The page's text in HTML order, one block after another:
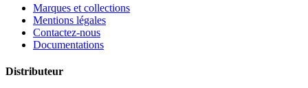
Marques et collections
Mentions légales
Contactez-nous
Documentations
Distributeur